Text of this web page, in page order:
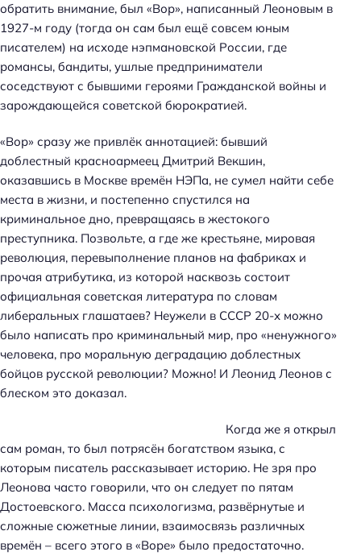
обратить внимание, был «Вор», написанный Леоновым в
1927-м году (тогда он сам был ещё совсем юным
писателем) на исходе нэпмановской России, где
романсы, бандиты, ушлые предприниматели
соседствуют с бывшими героями Гражданской войны и
зарождающейся советской бюрократией.
«Вор» сразу же привлёк аннотацией: бывший
доблестный красноармеец Дмитрий Векшин,
оказавшись в Москве времён НЭПа, не сумел найти себе
места в жизни, и постепенно спустился на
криминальное дно, превращаясь в жестокого
преступника. Позвольте, а где же крестьяне, мировая
революция, перевыполнение планов на фабриках и
прочая атрибутика, из которой насквозь состоит
официальная советская литература по словам
либеральных глашатаев? Неужели в СССР 20-х можно
было написать про криминальный мир, про «ненужного»
человека, про моральную деградацию доблестных
бойцов русской революции? Можно! И Леонид Леонов с
блеском это доказал.
Когда же я открыл
сам роман, то был потрясён богатством языка, с
которым писатель рассказывает историю. Не зря про
Леонова часто говорили, что он следует по пятам
Достоевского. Масса психологизма, развёрнутые и
сложные сюжетные линии, взаимосвязь различных
времён – всего этого в «Воре» было предостаточно.